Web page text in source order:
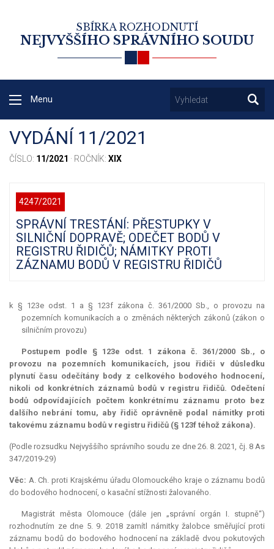
SBÍRKA ROZHODNUTÍ
NEJVYŠŠÍHO SPRÁVNÍHO SOUDU
Menu
VYDÁNÍ 11/2021
ČÍSLO: 11/2021 · ROČNÍK: XIX
4247/2021
SPRÁVNÍ TRESTÁNÍ: PŘESTUPKY V
SILNIČNÍ DOPRAVĚ; ODEČET BODŮ V
REGISTRU ŘIDIČŮ; NÁMITKY PROTI
ZÁZNAMU BODŮ V REGISTRU ŘIDIČŮ
k § 123e odst. 1 a § 123f zákona č. 361/2000 Sb., o provozu na
pozemních komunikacích a o změnách některých zákonů (zákon o
silničním provozu)
Postupem podle § 123e odst. 1 zákona č. 361/2000 Sb., o
provozu na pozemních komunikacích, jsou řidiči v důsledku
plynutí času odečítány body z celkového bodového hodnocení,
nikoli od konkrétních záznamů bodů v registru řidičů. Odečtení
bodů odpovídajících počtem konkrétnímu záznamu proto bez
dalšího nebrání tomu, aby řidič oprávněně podal námitky proti
takovému záznamu bodů v registru řidičů (§ 123f téhož zákona).
(Podle rozsudku Nejvyššího správního soudu ze dne 26. 8. 2021, čj. 8 As
347/2019-29)
Věc: A. Ch. proti Krajskému úřadu Olomouckého kraje o záznamu bodů
do bodového hodnocení, o kasační stížnosti žalovaného.
Magistrát města Olomouce (dále jen „správní orgán I. stupně“)
rozhodnutím ze dne 5. 9. 2018 zamítl námitky žalobce směřující proti
záznamu bodů do bodového hodnocení na základě dvou pokutových